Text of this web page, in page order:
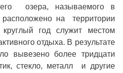
озера, называемого в
на территории
год служит местом
отдыха. В результате
вывезено более тридцати
стекло, металл и другие